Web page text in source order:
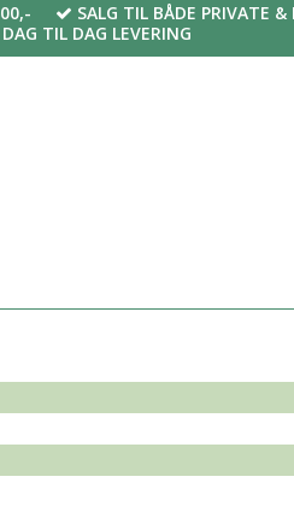
SALG TIL BÅDE PRIVATE &
DAG TIL DAG LEVERING